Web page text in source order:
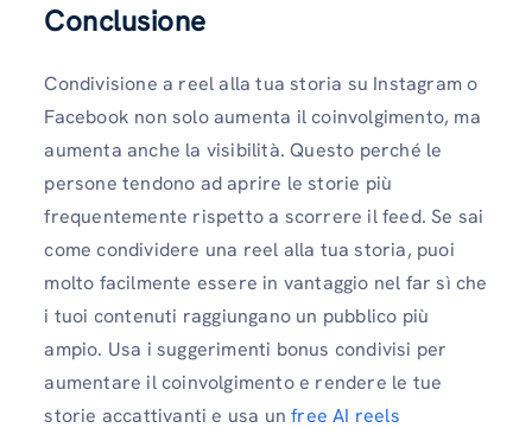
Conclusione
Condivisione a reel alla tua storia su Instagram o
Facebook non solo aumenta il coinvolgimento, ma
aumenta anche la visibilità. Questo perché le
persone tendono ad aprire le storie più
frequentemente rispetto a scorrere il feed. Se sai
come condividere una reel alla tua storia, puoi
molto facilmente essere in vantaggio nel far sì che
i tuoi contenuti raggiungano un pubblico più
ampio. Usa i suggerimenti bonus condivisi per
aumentare il coinvolgimento e rendere le tue
storie accattivanti e usa un free AI reels